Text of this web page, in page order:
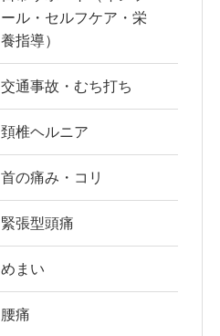
ール・セルフケア・栄
養指導）
交通事故・むち打ち
頚椎ヘルニア
首の痛み・コリ
緊張型頭痛
めまい
腰痛